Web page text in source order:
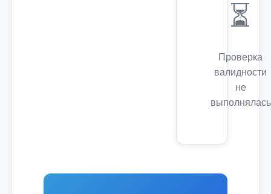
⏳
Проверка
валидности
не
выполнялась